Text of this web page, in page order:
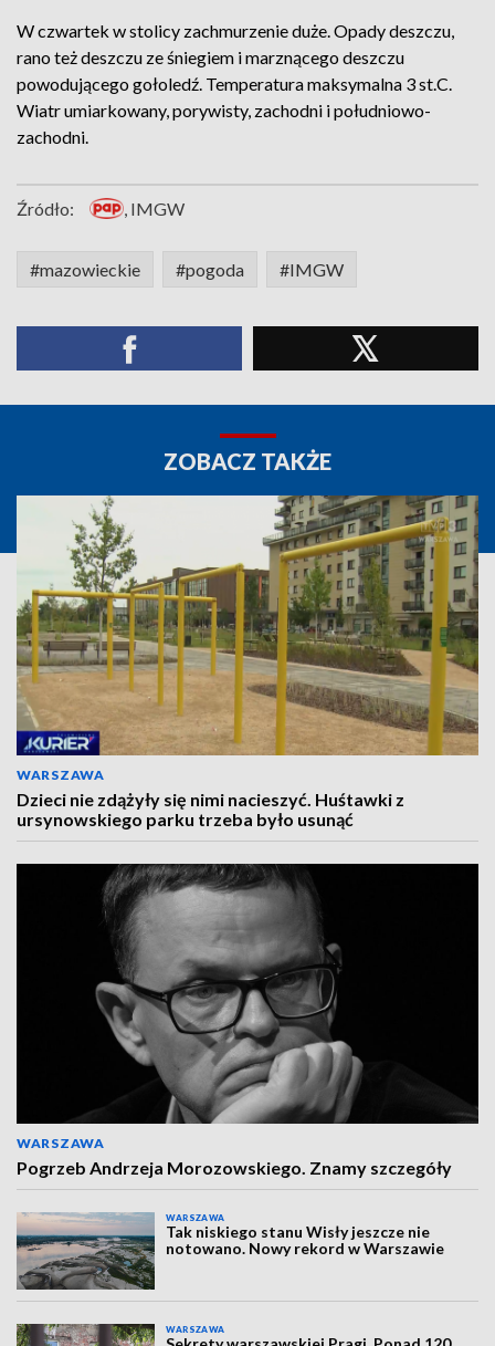
W czwartek w stolicy zachmurzenie duże. Opady deszczu,
rano też deszczu ze śniegiem i marznącego deszczu
powodującego gołoledź. Temperatura maksymalna 3 st.C.
Wiatr umiarkowany, porywisty, zachodni i południowo-
zachodni.
Źródło: , IMGW
#mazowieckie #pogoda #IMGW
ZOBACZ TAKŻE
WARSZAWA
Dzieci nie zdążyły się nimi nacieszyć. Huśtawki z
ursynowskiego parku trzeba było usunąć
WARSZAWA
Pogrzeb Andrzeja Morozowskiego. Znamy szczegóły
WARSZAWA
Tak niskiego stanu Wisły jeszcze nie
notowano. Nowy rekord w Warszawie
WARSZAWA